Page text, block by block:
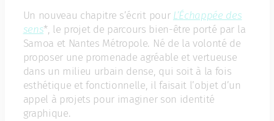
Un nouveau chapitre s’écrit pour L’Échappée des
sens*, le projet de parcours bien-être porté par la
Samoa et Nantes Métropole. Né de la volonté de
proposer une promenade agréable et vertueuse
dans un milieu urbain dense, qui soit à la fois
esthétique et fonctionnelle, il faisait l’objet d’un
appel à projets pour imaginer son identité
graphique.